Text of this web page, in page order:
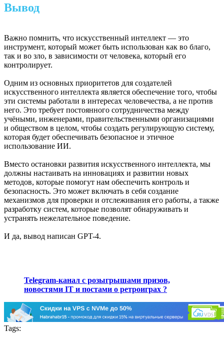
Вывод
Важно помнить, что искусственный интеллект — это
инструмент, который может быть использован как во благо,
так и во зло, в зависимости от человека, который его
контролирует.
Одним из основных приоритетов для создателей
искусственного интеллекта является обеспечение того, чтобы
эти системы работали в интересах человечества, а не против
него. Это требует постоянного сотрудничества между
учёными, инженерами, правительственными организациями
и обществом в целом, чтобы создать регулирующую систему,
которая будет обеспечивать безопасное и этичное
использование ИИ.
Вместо остановки развития искусственного интеллекта, мы
должны настаивать на инновациях и развитии новых
методов, которые помогут нам обеспечить контроль и
безопасность. Это может включать в себя создание
механизмов для проверки и отслеживания его работы, а также
разработку систем, которые позволят обнаруживать и
устранять нежелательное поведение.
И да, вывод написан GPT-4.
Telegram-канал с розыгрышами призов,
новостями IT и постами о ретроиграх ?️
Tags: